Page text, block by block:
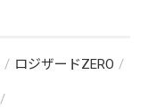
ロジザードZERO